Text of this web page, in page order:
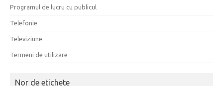
Programul de lucru cu publicul
Telefonie
Televiziune
Termeni de utilizare
Nor de etichete